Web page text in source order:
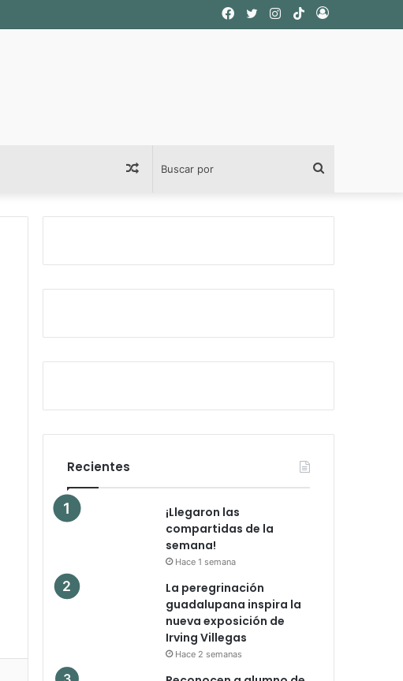
Acceso
TikTok
Instagram
Twitter
Facebook
por
Publicación
al
azar
Recientes
¡Llegaron las
compartidas de la
semana!
Hace 1 semana
La peregrinación
guadalupana inspira la
nueva exposición de
Irving Villegas
Hace 2 semanas